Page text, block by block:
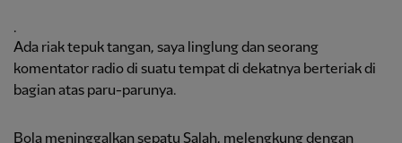
.
Ada riak tepuk tangan, saya linglung dan seorang
komentator radio di suatu tempat di dekatnya berteriak di
bagian atas paru-parunya.
Bola meninggalkan sepatu Salah, melengkung dengan